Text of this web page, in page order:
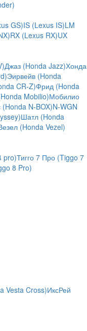
GS)IS (Lexus IS)LM
RX (Lexus RX)UX
Джаз (Honda Jazz)Хонда
Эирвейв (Honda
CR-Z)Фрид (Honda
Mobilio)Мобилио
N-BOX)N-WGN
Шатл (Honda
(Honda Vezel)
pro)Тигго 7 Про (Tiggo 7
8 Pro)
Vesta Cross)ИксРей